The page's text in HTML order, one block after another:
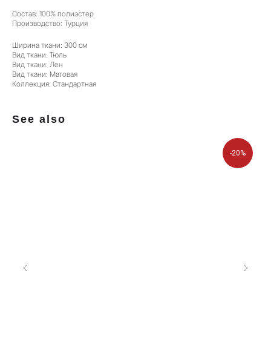
Состав: 100% полиэстер
Производство: Турция
Ширина ткани: 300 см
Вид ткани: Тюль
Вид ткани: Лен
Вид ткани: Матовая
Коллекция: Стандартная
See also
-20%